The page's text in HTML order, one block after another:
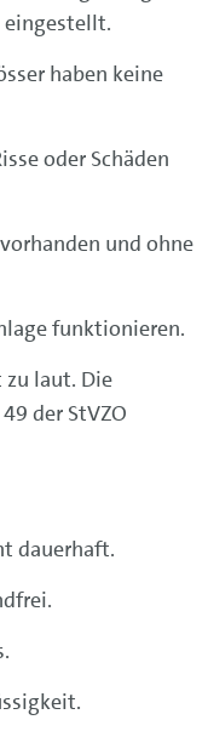
haben keine
oder Schäden
und ohne
funktionieren.
laut. Die
der StVZO
dauerhaft.